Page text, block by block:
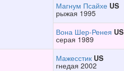
Магнум Псайхе US
рыжая 1995
Вона Шер-Ренея US
серая 1989
Мажесстик US
гнедая 2002